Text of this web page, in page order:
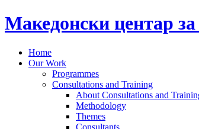
Македонски центар
Home
Our Work
Programmes
Consultations and Training
About Consultations and
Methodology
Themes
Consultants